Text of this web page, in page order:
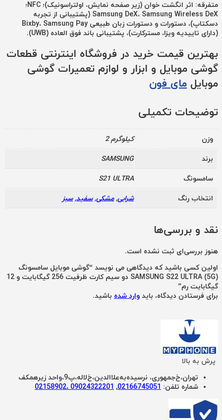
متفرقه: اثر انگشت خوان (زیر صفحه نمایش، اولتراسونیک)؛ NFC؛
Samsung DeX، Samsung Wireless DeX (پشتیبانی از تجربه
دسکتاپ)، دستورات و دستورات زبان طبیعی Bixby، Samsung Pay
(دارای تاییدیه ویزا، مسترکارت)، پشتیبانی باند فوق العاده (UWB).
بهترین قیمت خرید در فروشگاه اینترنتی قطعات
گوشی موبایل و ابزار و لوازم تعمیرات گوشی
موبایل مای فون
توضیحات تکمیلی
وزن 2 کیلوگرم
برند SAMSUNG
سامسونگ S21 ULTRA
انتخاب رنگ شرابی,مشکی,سفید,سبز
نقد و بررسی‌ها
هنوز بررسی‌ای ثبت نشده است.
اولین کسی باشید که دیدگاهی می نویسد “گوشی موبایل سامسونگ
SAMSUNG S22 ULTRA (5G) دو سیم کارت ظرفیت 256 گیگابایت و 12
گیگابایت رم”
برای فرستادن دیدگاه، باید وارد شده باشید.
پرش به بالا
تهران،خ‌جمهوری، نرسیده‌به‌علاالدین،‌خ‌لاله،‌پ9،واحد زیرهمکف
شماره تلفن: 02166745051‌
, 09024322201 ،02158902